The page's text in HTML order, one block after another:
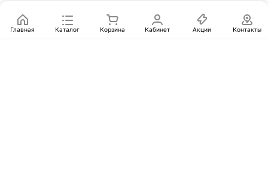
Главная Каталог Корзина Кабинет Акции Контакты